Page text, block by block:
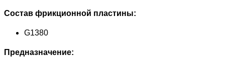
Состав фрикционной пластины:
G1380
Предназначение: